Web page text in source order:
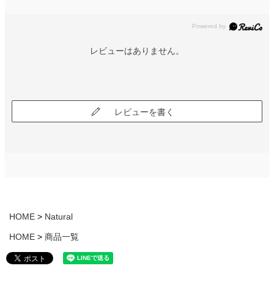
レビューはありません。
レビューを書く
HOME Natural
HOME 商品一覧